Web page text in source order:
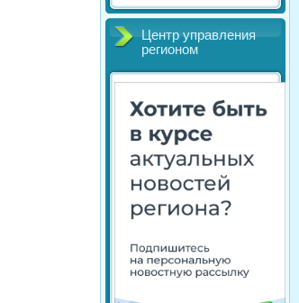
Центр управления
регионом